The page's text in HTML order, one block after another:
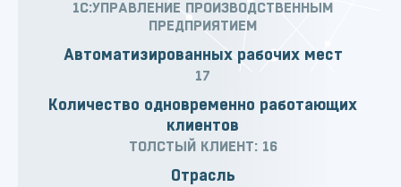
1С:УПРАВЛЕНИЕ ПРОИЗВОДСТВЕННЫМ
ПРЕДПРИЯТИЕМ
Автоматизированных рабочих мест
17
Количество одновременно работающих
клиентов
ТОЛСТЫЙ КЛИЕНТ: 16
Отрасль